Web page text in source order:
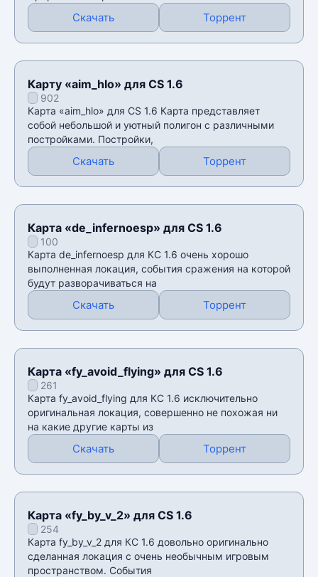
Скачать Торрент
Карту «aim_hlo» для CS 1.6
902
Карта «aim_hlo» для CS 1.6 Карта представляет
собой небольшой и уютный полигон с различными
постройками. Постройки,
Скачать Торрент
Карта «de_infernoesp» для CS 1.6
100
Карта de_infernoesp для КС 1.6 очень хорошо
выполненная локация, события сражения на которой
будут разворачиваться на
Скачать Торрент
Карта «fy_avoid_flying» для CS 1.6
261
Карта fy_avoid_flying для КС 1.6 исключительно
оригинальная локация, совершенно не похожая ни
на какие другие карты из
Скачать Торрент
Карта «fy_by_v_2» для CS 1.6
254
Карта fy_by_v_2 для КС 1.6 довольно оригинально
сделанная локация с очень необычным игровым
пространством. События